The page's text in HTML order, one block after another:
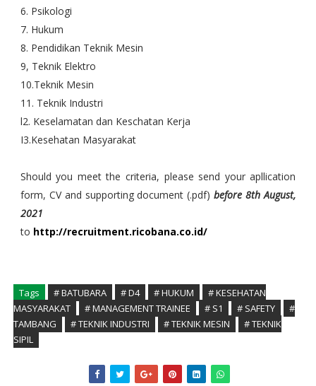
6. Psikologi
7. Hukum
8. Pendidikan Teknik Mesin
9, Teknik Elektro
10.Teknik Mesin
11. Teknik Industri
l2. Keselamatan dan Keschatan Kerja
I3.Kesehatan Masyarakat
Should you meet the criteria, please send your apllication
form, CV and supporting document (.pdf)before 8th August,
2021
to http://recruitment.ricobana.co.id/
Tags # BATUBARA # D4 # HUKUM
# KESEHATAN
MASYARAKAT
# MANAGEMENT TRAINEE # S1 # SAFETY
#
TAMBANG
# TEKNIK INDUSTRI # TEKNIK MESIN
# TEKNIK
SIPIL